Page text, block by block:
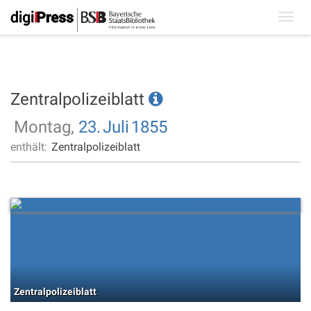
Zentralpolizeiblatt
Montag, 23.Juli 1855
enthält: Zentralpolizeiblatt
Zentralpolizeiblatt